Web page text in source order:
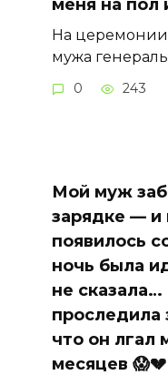
меня на пол
На церемонии
мужа
0 243
Мой муж
зарядке — и
появилось
ночь была
не
проследила
что он лгал
месяцев 😱💔